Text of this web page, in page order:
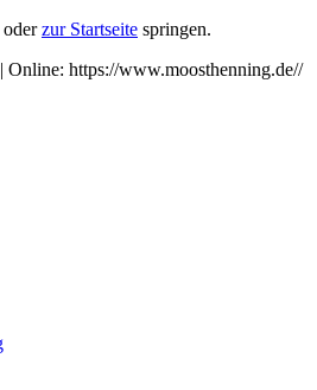
oderzur Startseite springen.
| Online: https://www.moosthenning.de//